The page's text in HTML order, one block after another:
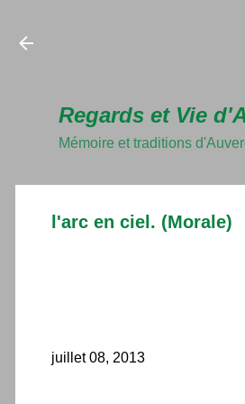
Regards et Vie
Mémoire et traditions
l'arc en ciel. (Morale)
juillet 08, 2013